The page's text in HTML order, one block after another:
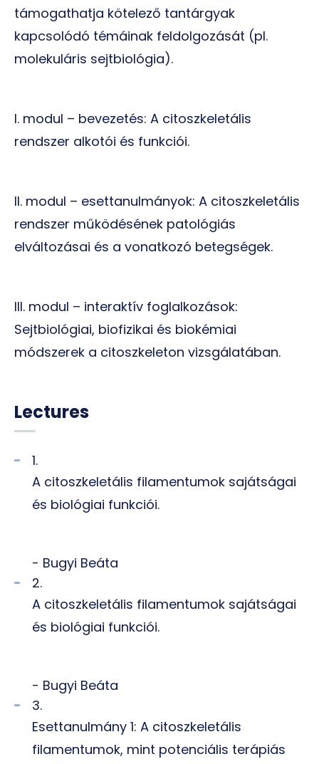
támogathatja kötelező tantárgyak
kapcsolódó témáinak feldolgozását (pl.
molekuláris sejtbiológia).
I. modul – bevezetés: A citoszkeletális
rendszer alkotói és funkciói.
II. modul – esettanulmányok: A citoszkeletális
rendszer működésének patológiás
elváltozásai és a vonatkozó betegségek.
III. modul – interaktív foglalkozások:
Sejtbiológiai, biofizikai és biokémiai
módszerek a citoszkeleton vizsgálatában.
Lectures
1.
A citoszkeletális filamentumok sajátságai
és biológiai funkciói.
- Bugyi Beáta
2.
A citoszkeletális filamentumok sajátságai
és biológiai funkciói.
- Bugyi Beáta
3.
Esettanulmány 1: A citoszkeletális
filamentumok, mint potenciális terápiás